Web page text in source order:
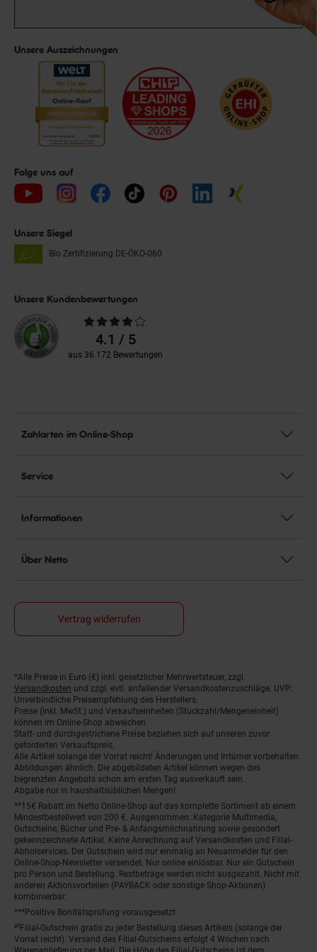
Unsere Auszeichnungen
Folge uns auf
Unsere Siegel
Bio Zertifizierung DE-ÖKO-060
Unsere Kundenbewertungen
Durchschnittliche
Bewertungen4.1 / 5
aus 36.172 Bewertungen
Zahlarten im Online-Shop
Service
Informationen
Über Netto
Vertrag widerrufen
Fußnoten
*Alle Preise in Euro (€) inkl. gesetzlicher Mehrwertsteuer, zzgl.
Versandkosten und zzgl. evtl. anfallender Versandkostenzuschläge. UVP:
Unverbindliche Preisempfehlung des Herstellers.
Preise (inkl. MwSt.) und Verkaufseinheiten (Stückzahl/Mengeneinheit)
können im Online-Shop abweichen.
Statt- und durchgestrichene Preise beziehen sich auf unseren zuvor
geforderten Verkaufspreis.
Alle Artikel solange der Vorrat reicht! Änderungen und Irrtümer vorbehalten.
Abbildungen ähnlich. Die abgebildeten Artikel können wegen des
begrenzten Angebots schon am ersten Tag ausverkauft sein.
Abgabe nur in haushaltsüblichen Mengen!
**15€ Rabatt im Netto Online-Shop auf das komplette Sortiment ab einem
Mindestbestellwert von 200 €. Ausgenommen: Kategorie Multimedia,
Gutscheine, Bücher und Pre- & Anfangsmilchnahrung sowie gesondert
gekennzeichnete Artikel. Keine Anrechnung auf Versandkosten und Filial-
Abholservices. Der Gutschein wird nur einmalig an Neuanmelder für den
Online-Shop-Newsletter versendet. Nur online einlösbar. Nur ein Gutschein
pro Person und Bestellung. Restbeträge werden nicht ausgezahlt. Nicht mit
anderen Aktionsvorteilen (PAYBACK oder sonstige Shop-Aktionen)
kombinierbar.
***Positive Bonitätsprüfung vorausgesetzt
²⁰Filial-Gutschein gratis zu jeder Bestellung dieses Artikels (solange der
Vorrat reicht). Versand des Filial-Gutscheins erfolgt 4 Wochen nach